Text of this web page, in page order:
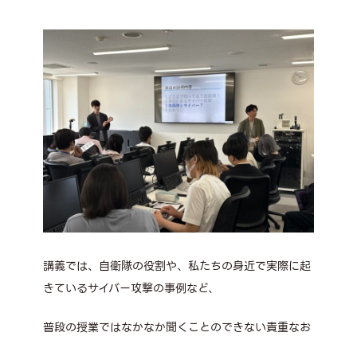
講義では、自衛隊の役割や、私たちの身近で実際に起
きているサイバー攻撃の事例など、
普段の授業ではなかなか聞くことのできない貴重なお